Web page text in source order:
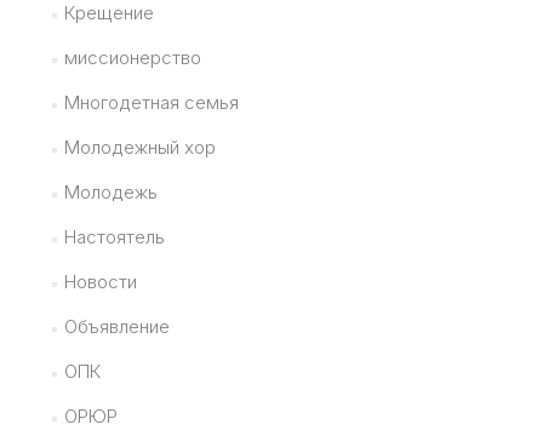
Крещение
миссионерство
Многодетная семья
Молодежный хор
Молодежь
Настоятель
Новости
Объявление
ОПК
ОРЮР